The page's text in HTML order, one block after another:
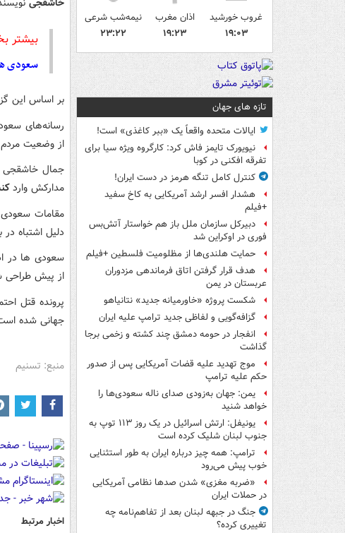
غروب خورشید
۱۹:۰۳
اذان مغرب
۱۹:۲۳
نیمه‌شب شرعی
۲۳:۲۲
تازه های جهان
ایالات متحده واقعاً یک «ببر کاغذی» است!
نیویورک تایمز فاش کرد: کارگروه ویژه سیا برای
تفرقه افکنی در کوبا
کنترل کامل تنگه هرمز در دست ایران!
هشدار افسر ارشد آمریکایی به کاخ سفید
+فیلم
دبیرکل سازمان ملل باز هم خواستار آتش‌بس
فوری در اوکراین شد
حمایت هلندی‌ها از مظلومیت فلسطین +فیلم
هدف قرار گرفتن اتاق‌ فرماندهی مزدوران
عربستان در یمن
شکست پروژه «خاورمیانه جدید» نتانیاهو
گزافه‌گویی و لفاظی جدید ترامپ علیه ایران
انفجار در حومه دمشق چند کشته و زخمی برجا
گذاشت
موج تهدید علیه قضات آمریکایی پس از صدور
حکم علیه ترامپ
یمن: جهان به‌زودی صدای ناله سعودی‌ها را
خواهد شنید
یونیفل: ارتش اسرائیل در یک روز ۱۱۳ توپ به
جنوب لبنان شلیک کرده است
ترامپ: همه چیز درباره ایران به طور استثنایی
خوب پیش می‌رود
«ضربه مغزی» شدن صدها نظامی آمریکایی
در حملات ایران
جنگ در جبهه لبنان بعد از تفاهم‌نامه چه
تغییری کرده؟
بیشتر
سعودی
بر اساس این
رسانه‌های
از وضعیت
مدارکش وارد
دلیل اشتباه
سعودی ها در
از پیش طراحی
پرونده قتل
جهانی شده
منبع: تسنیم
اخبار مرتبط